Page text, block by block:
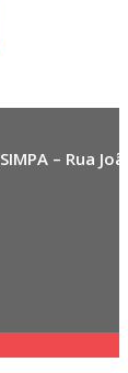
SIMPA – Rua